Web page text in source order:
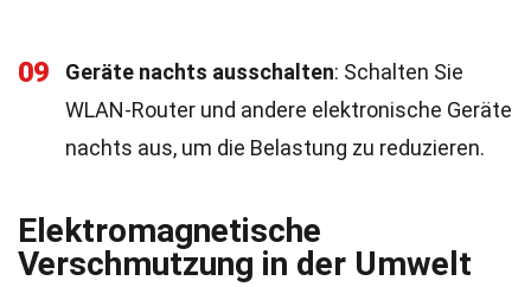
09 Geräte nachts ausschalten: Schalten Sie
WLAN-Router und andere elektronische Geräte
nachts aus, um die Belastung zu reduzieren.
Elektromagnetische
Verschmutzung in der Umwelt